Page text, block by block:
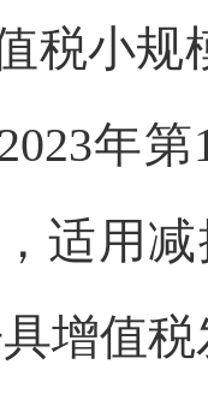
税小规
年
适用
增值